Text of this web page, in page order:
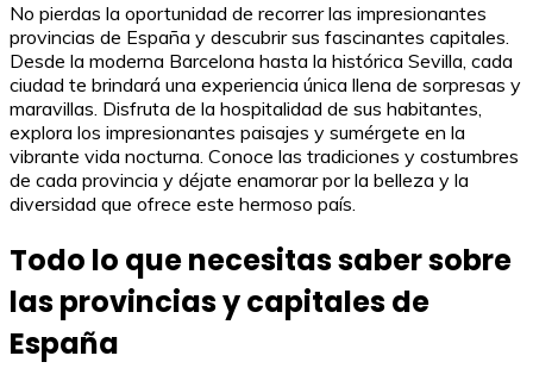
No pierdas la oportunidad de recorrer las impresionantes
provincias de España y descubrir sus fascinantes capitales.
Desde la moderna Barcelona hasta la histórica Sevilla, cada
ciudad te brindará una experiencia única llena de sorpresas y
maravillas. Disfruta de la hospitalidad de sus habitantes,
explora los impresionantes paisajes y sumérgete en la
vibrante vida nocturna. Conoce las tradiciones y costumbres
de cada provincia y déjate enamorar por la belleza y la
diversidad que ofrece este hermoso país.
Todo lo que necesitas saber sobre
las provincias y capitales de
España